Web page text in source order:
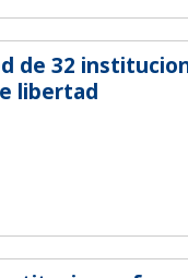
de 32
libertad